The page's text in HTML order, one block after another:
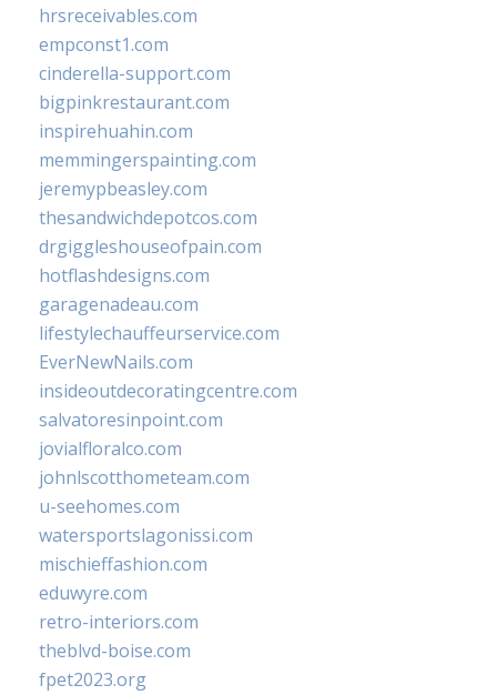
hrsreceivables.com
empconst1.com
cinderella-support.com
bigpinkrestaurant.com
inspirehuahin.com
memmingerspainting.com
jeremypbeasley.com
thesandwichdepotcos.com
drgiggleshouseofpain.com
hotflashdesigns.com
garagenadeau.com
lifestylechauffeurservice.com
EverNewNails.com
insideoutdecoratingcentre.com
salvatoresinpoint.com
jovialfloralco.com
johnlscotthometeam.com
u-seehomes.com
watersportslagonissi.com
mischieffashion.com
eduwyre.com
retro-interiors.com
theblvd-boise.com
fpet2023.org